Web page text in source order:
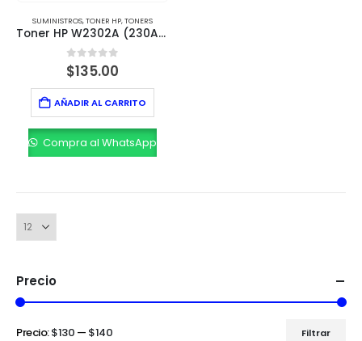
SUMINISTROS,TONER HP,TONERS
Toner HP W2302A (230A) LJ Yellow 1,800 Páginas
0out of 5
$135.00
AÑADIR AL CARRITO
Compra al WhatsApp
Precio
Filtrar
Precio:$130 — $140